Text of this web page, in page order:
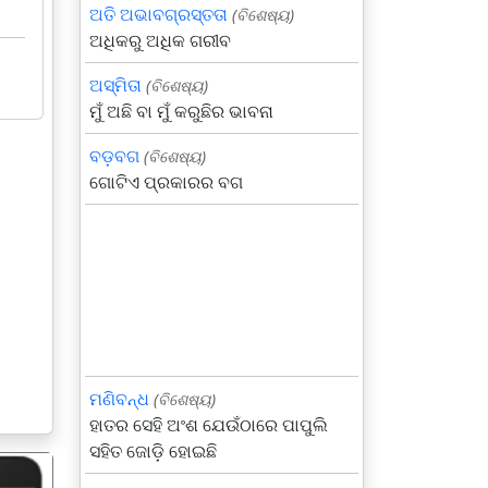
ଅତି ଅଭାବଗ୍ରସ୍ତତା (ବିଶେଷ୍ୟ)
ଅଧିକରୁ ଅଧିକ ଗରୀବ
ଅସ୍ମିତା (ବିଶେଷ୍ୟ)
ମୁଁ ଅଛି ବା ମୁଁ କରୁଛିର ଭାବନା
ବଡ଼ବଗ (ବିଶେଷ୍ୟ)
ଗୋଟିଏ ପ୍ରକାରର ବଗ
ମଣିବନ୍ଧ (ବିଶେଷ୍ୟ)
ହାତର ସେହି ଅଂଶ ଯେଉଁଠାରେ ପାପୁଲି
ସହିତ ଜୋଡ଼ି ହୋଇଛି